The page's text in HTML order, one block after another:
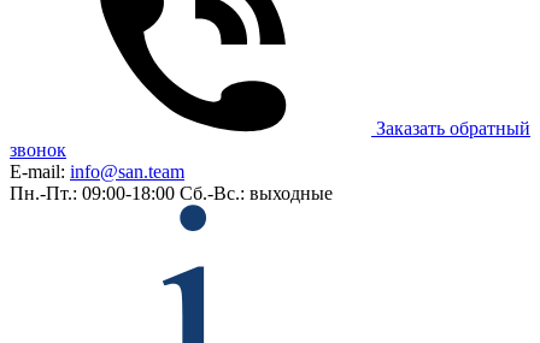
Заказать обратный
звонок
E-mail: info@san.team
Пн.-Пт.: 09:00-18:00 Сб.-Вс.: выходные